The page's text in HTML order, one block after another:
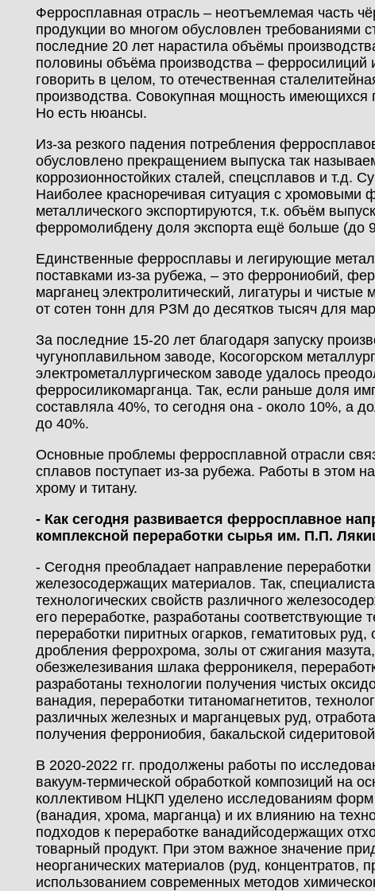
Ферросплавная отрасль – неотъемлемая часть
продукции во многом обусловлен требованиями
последние 20 лет нарастила объёмы
половины объёма производства –
говорить в целом, то отечественная
производства. Совокупная мощность имеющихся
Но есть нюансы.
Из-за резкого падения потребления
обусловлено прекращением выпуска так
коррозионностойких сталей, спецсплавов и т.д.
Наиболее красноречивая ситуация с
металлического экспортируются, т.к. объём
ферромолибдену доля экспорта ещё больше (до
Единственные ферросплавы и легирующие
поставками из-за рубежа, – это феррониобий,
марганец электролитический, лигатуры и
от сотен тонн для РЗМ до десятков тысяч для
За последние 15-20 лет благодаря запуску
чугуноплавильном заводе, Косогорском
электрометаллургическом заводе удалось
ферросиликомарганца. Так, если раньше доля
составляла 40%, то сегодня она - около 10%, а
до 40%.
Основные проблемы ферросплавной отрасли
сплавов поступает из-за рубежа. Работы в этом
хрому и титану.
- Как сегодня развивается ферросплавное
комплексной переработки сырья им. П.П.
- Сегодня преобладает направление
железосодержащих материалов. Так,
технологических свойств различного
его переработке, разработаны соответствующие
переработки пиритных огарков, гематитовых
дробления феррохрома, золы от сжигания
обезжелезивания шлака ферроникеля,
разработаны технологии получения чистых
ванадия, переработки титаномагнетитов,
различных железных и марганцевых руд,
получения феррониобия, бакальской
В 2020-2022 гг. продолжены работы по
вакуум-термической обработкой композиций на
коллективом НЦКП уделено исследованиям
(ванадия, хрома, марганца) и их влиянию на
подходов к переработке ванадийсодержащих
товарный продукт. При этом важное значение
неорганических материалов (руд, концентратов,
использованием современных методов